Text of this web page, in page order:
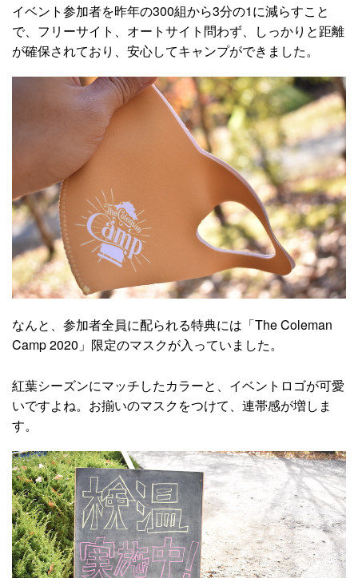
イベント参加者を昨年の300組から3分の1に減らすこと
で、フリーサイト、オートサイト問わず、しっかりと距離
が確保されており、安心してキャンプができました。
なんと、参加者全員に配られる特典には「The Coleman
Camp 2020」限定のマスクが入っていました。
紅葉シーズンにマッチしたカラーと、イベントロゴが可愛
いですよね。お揃いのマスクをつけて、連帯感が増しま
す。